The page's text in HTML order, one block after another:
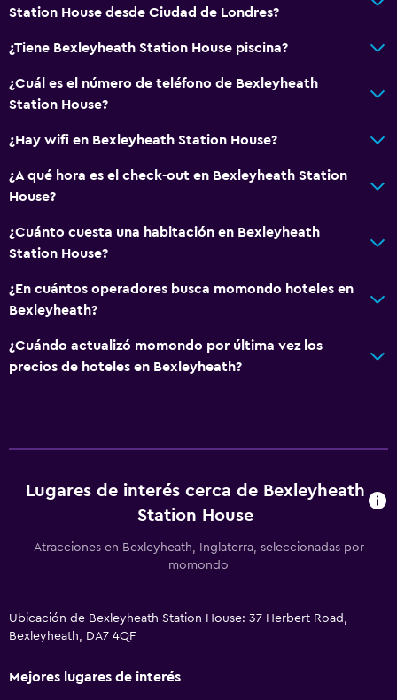
Station House desde Ciudad de Londres?
¿Tiene Bexleyheath Station House piscina?
¿Cuál es el número de teléfono de Bexleyheath
Station House?
¿Hay wifi en Bexleyheath Station House?
¿A qué hora es el check-out en Bexleyheath Station
House?
¿Cuánto cuesta una habitación en Bexleyheath
Station House?
¿En cuántos operadores busca momondo hoteles en
Bexleyheath?
¿Cuándo actualizó momondo por última vez los
precios de hoteles en Bexleyheath?
Lugares de interés cerca de Bexleyheath
Station House
Atracciones en Bexleyheath, Inglaterra, seleccionadas por
momondo
Ubicación de Bexleyheath Station House: 37 Herbert Road,
Bexleyheath, DA7 4QF
Mejores lugares de interés